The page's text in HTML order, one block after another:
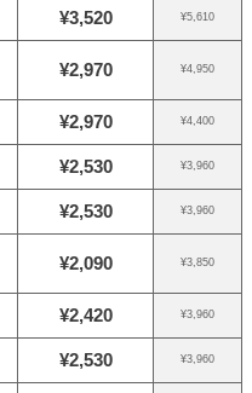
¥3,520 ¥5,610
¥2,970 ¥4,950
¥2,970 ¥4,400
¥2,530 ¥3,960
¥2,530 ¥3,960
¥2,090 ¥3,850
¥2,420 ¥3,960
¥2,530 ¥3,960